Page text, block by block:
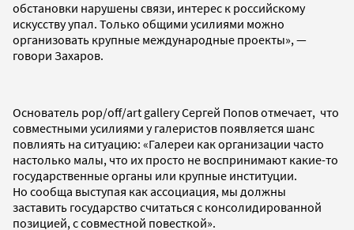
обстановки нарушены связи, интерес к российскому
искусству упал. Только общими усилиями можно
организовать крупные международные проекты», —
говори Захаров.
Основатель pop/off/art gallery Сергей Попов отмечает, что
совместными усилиями у галеристов появляется шанс
повлиять на ситуацию: «Галереи как организации часто
настолько малы, что их просто не воспринимают какие-то
государственные органы или крупные институции.
Но сообща выступая как ассоциация, мы должны
заставить государство считаться с консолидированной
позицией, с совместной повесткой».